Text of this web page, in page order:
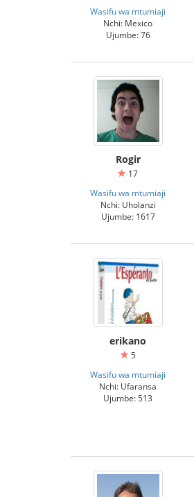
Wasifu wa mtumiaji
Nchi: Mexico
Ujumbe: 76
Rogir
17
Wasifu wa mtumiaji
Nchi: Uholanzi
Ujumbe: 1617
erikano
5
Wasifu wa mtumiaji
Nchi: Ufaransa
Ujumbe: 513